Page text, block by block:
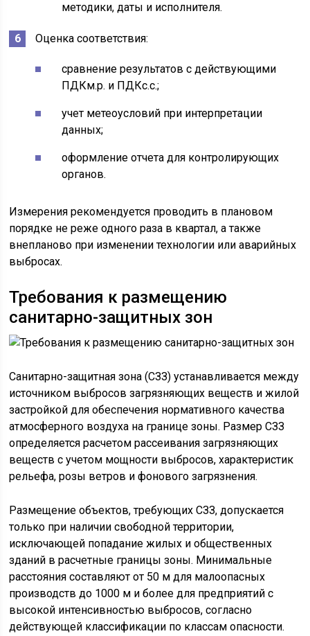
методики, даты и исполнителя.
Оценка соответствия:
сравнение результатов с действующими
ПДКм.р. и ПДКс.с.;
учет метеоусловий при интерпретации
данных;
оформление отчета для контролирующих
органов.
Измерения рекомендуется проводить в плановом
порядке не реже одного раза в квартал, а также
внепланово при изменении технологии или аварийных
выбросах.
Требования к размещению
санитарно-защитных зон
Санитарно-защитная зона (СЗЗ) устанавливается между
источником выбросов загрязняющих веществ и жилой
застройкой для обеспечения нормативного качества
атмосферного воздуха на границе зоны. Размер СЗЗ
определяется расчетом рассеивания загрязняющих
веществ с учетом мощности выбросов, характеристик
рельефа, розы ветров и фонового загрязнения.
Размещение объектов, требующих СЗЗ, допускается
только при наличии свободной территории,
исключающей попадание жилых и общественных
зданий в расчетные границы зоны. Минимальные
расстояния составляют от 50 м для малоопасных
производств до 1000 м и более для предприятий с
высокой интенсивностью выбросов, согласно
действующей классификации по классам опасности.